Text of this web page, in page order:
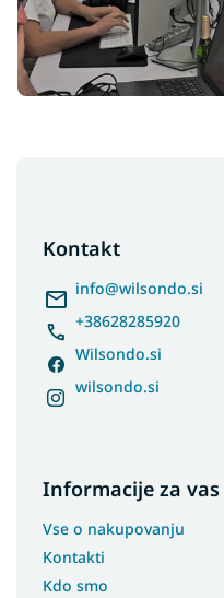
Kontakt
info@wilsondo.si
+38628285920
Wilsondo.si
wilsondo.si
Informacije za vas
Vse o nakupovanju
Kontakti
Kdo smo